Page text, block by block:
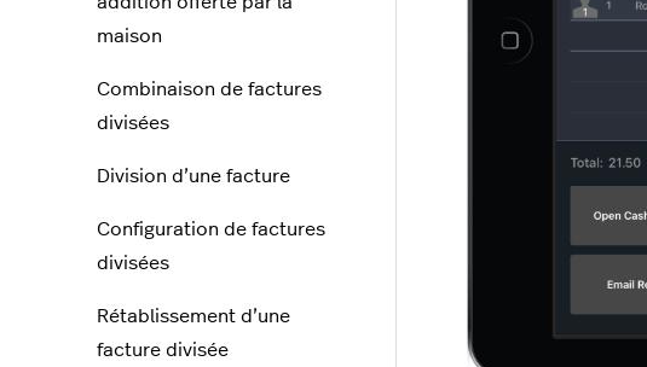
maison
Combinaison de factures
divisées
Division d’une facture
Configuration de factures
divisées
Rétablissement d’une
facture divisée